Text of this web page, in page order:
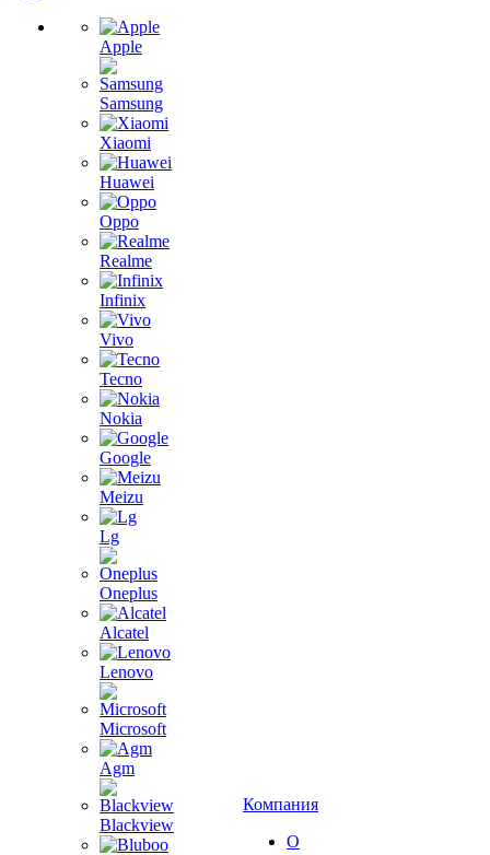
Apple
Samsung
Xiaomi
Huawei
Oppo
Realme
Infinix
Vivo
Tecno
Nokia
Google
Meizu
Lg
Oneplus
Alcatel
Lenovo
Microsoft
Agm
Blackview
Компания
О